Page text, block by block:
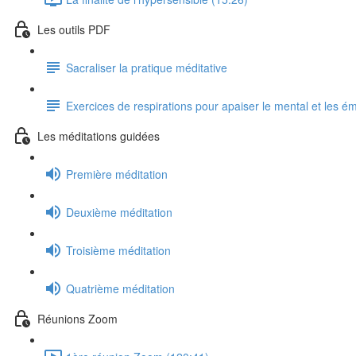
Les outils PDF
Sacraliser la pratique méditative
Exercices de respirations pour apaiser le mental et les
Les méditations guidées
Première méditation
Deuxième méditation
Troisième méditation
Quatrième méditation
Réunions Zoom